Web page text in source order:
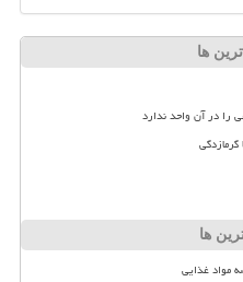
ترین ها
را در آن واحد ندارد
ها
مواد غذایی